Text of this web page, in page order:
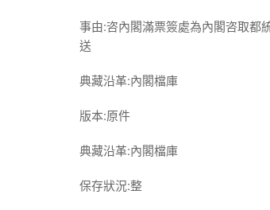
事由:咨內閣滿票簽處為內閣咨取都
送
典藏沿革:內閣檔庫
版本:原件
典藏沿革:內閣檔庫
保存狀況:整